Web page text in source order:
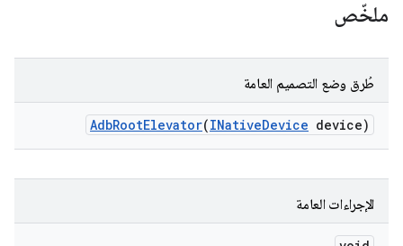
ملخّص
طُرق وضع التصميم العامة
AdbRootElevator(INativeDevice device)
الإجراءات العامة